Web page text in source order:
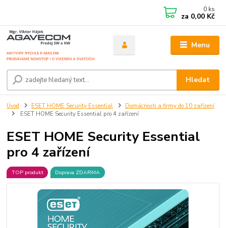
Menu
Hledat
0 ks
za 0,00 Kč
Úvod ESET HOME Security Essential
Domácnosti a firmy do 10 zařízení
ESET HOME Security Essential pro 4 zařízení
ESET HOME Security Essential
pro 4 zařízení
TOP produkt Doprava ZDARMA